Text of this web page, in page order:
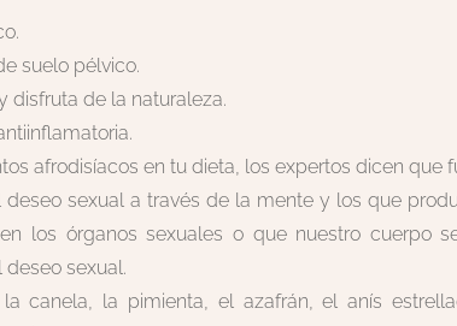
suelo pélvico.
disfruta de la naturaleza.
afrodisíacos en tu dieta, los expertos dicen que
sexual a través de la mente y los que
los órganos sexuales o que nuestro cuerpo
sexual.
canela, la pimienta, el azafrán, el anís